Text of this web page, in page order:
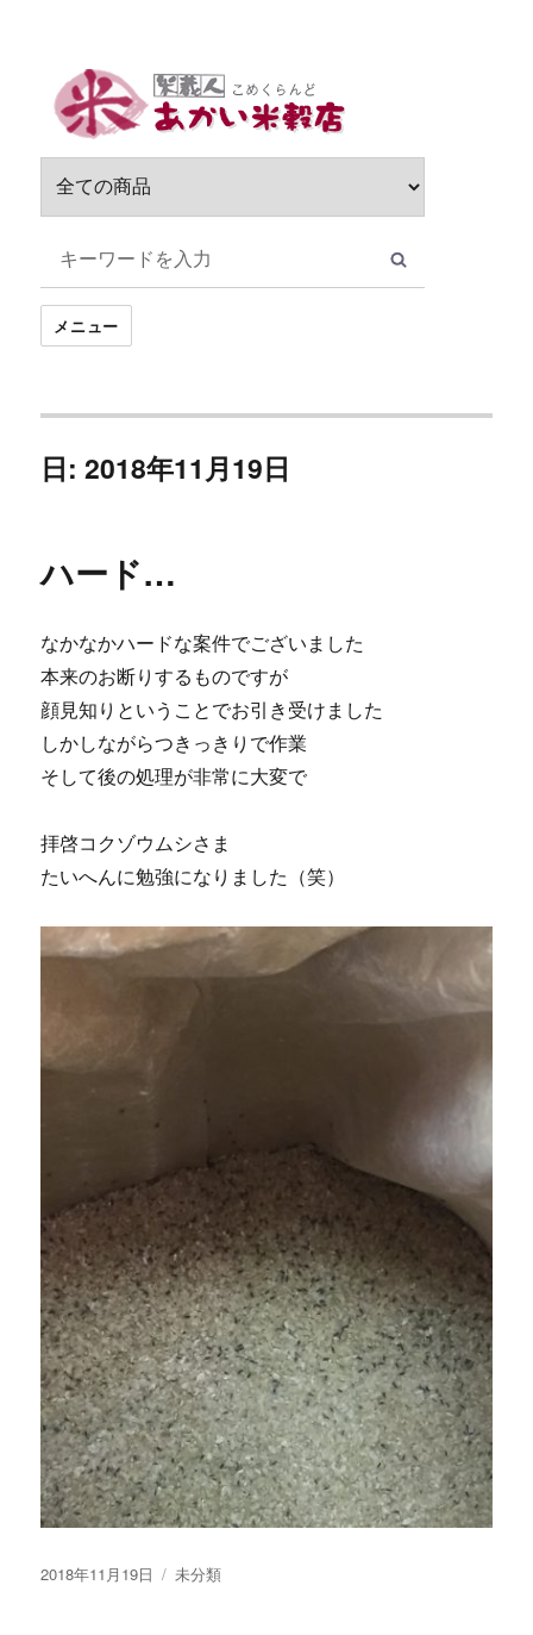
メニュー
日: 2018年11月19日
ハード…
なかなかハードな案件でございました
本来のお断りするものですが
顔見知りということでお引き受けました
しかしながらつきっきりで作業
そして後の処理が非常に大変で
拝啓コクゾウムシさま
たいへんに勉強になりました（笑）
投
2018年11月19日
カ
未分類